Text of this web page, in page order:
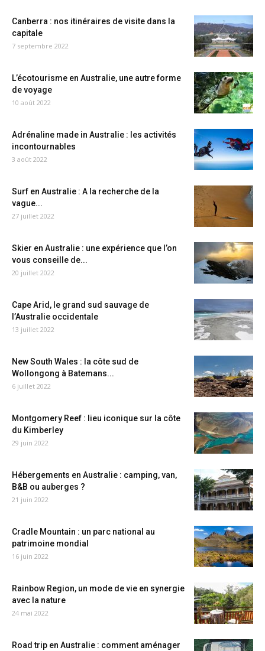
Canberra : nos itinéraires de visite dans la
capitale
7 septembre 2022
L’écotourisme en Australie, une autre forme
de voyage
10 août 2022
Adrénaline made in Australie : les activités
incontournables
3 août 2022
Surf en Australie : A la recherche de la
vague...
27 juillet 2022
Skier en Australie : une expérience que l’on
vous conseille de...
20 juillet 2022
Cape Arid, le grand sud sauvage de
l’Australie occidentale
13 juillet 2022
New South Wales : la côte sud de
Wollongong à Batemans...
6 juillet 2022
Montgomery Reef : lieu iconique sur la côte
du Kimberley
29 juin 2022
Hébergements en Australie : camping, van,
B&B ou auberges ?
21 juin 2022
Cradle Mountain : un parc national au
patrimoine mondial
16 juin 2022
Rainbow Region, un mode de vie en synergie
avec la nature
24 mai 2022
Road trip en Australie : comment aménager